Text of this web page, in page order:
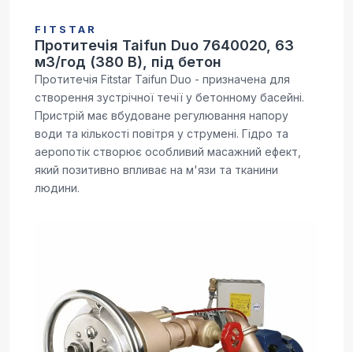
FITSTAR
Протитечія Taifun Duo 7640020, 63
м3/год (380 В), під бетон
Протитечія Fitstar Taifun Duo - призначена для
створення зустрічної течії у бетонному басейні.
Пристрій має вбудоване регулювання напору
води та кількості повітря у струмені. Гідро та
аеропотік створює особливий масажний ефект,
який позитивно впливає на м'язи та тканини
людини.